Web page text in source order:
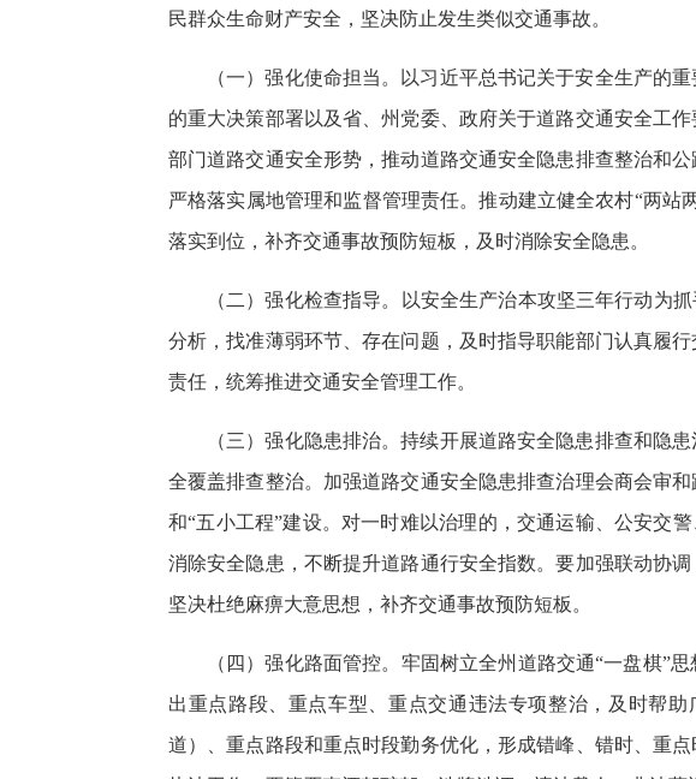
民群众生命财产安全，坚决防止发生类似交通事故。
（一）强化使命担当。以习近平总书记关于安全生产的
的重大决策部署以及省、州党委、政府关于道路交通安全工
部门道路交通安全形势，推动道路交通安全隐患排查整治和
严格落实属地管理和监督管理责任。推动建立健全农村“两
落实到位，补齐交通事故预防短板，及时消除安全隐患。
（二）强化检查指导。以安全生产治本攻坚三年行动为
分析，找准薄弱环节、存在问题，及时指导职能部门认真履
责任，统筹推进交通安全管理工作。
（三）强化隐患排治。持续开展道路安全隐患排查和隐
全覆盖排查整治。加强道路交通安全隐患排查治理会商会审
和“五小工程”建设。对一时难以治理的，交通运输、公安交
消除安全隐患，不断提升道路通行安全指数。要加强联动协
坚决杜绝麻痹大意思想，补齐交通事故预防短板。
（四）强化路面管控。牢固树立全州道路交通“一盘棋”
出重点路段、重点车型、重点交通违法专项整治，及时帮
道）、重点路段和重点时段勤务优化，形成错峰、错时、重